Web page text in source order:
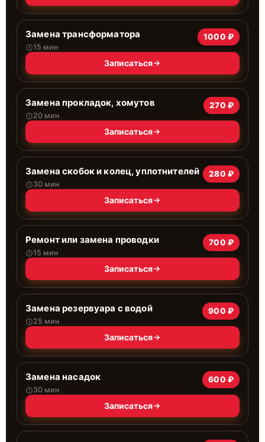
Замена трансформатора
15 мин
1000 ₽
Записаться
Замена прокладок, хомутов
20 мин
270 ₽
Записаться
Замена скобок и колец, уплотнителей
30 мин
280 ₽
Записаться
Ремонт или замена проводки
15 мин
700 ₽
Записаться
Замена резервуара с водой
25 мин
900 ₽
Записаться
Замена насадок
30 мин
600 ₽
Записаться